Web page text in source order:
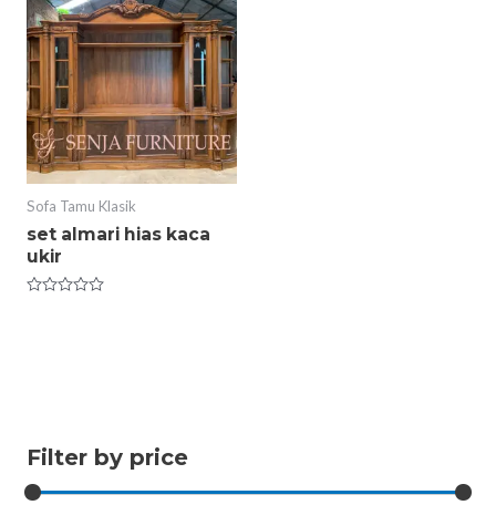
Filter by price
Sofa Tamu Klasik
set almari hias kaca
ukir